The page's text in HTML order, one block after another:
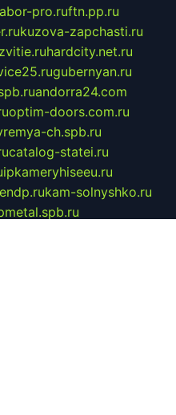
pro.ruftn.pp.ru
kuzova-zapchasti.ru
hardcity.net.ru
gubernyan.ru
andorra24.com
optim-doors.com.ru
ch.spb.ru
catalog-statei.ru
ipkameryhiseeu.ru
kam-solnyshko.ru